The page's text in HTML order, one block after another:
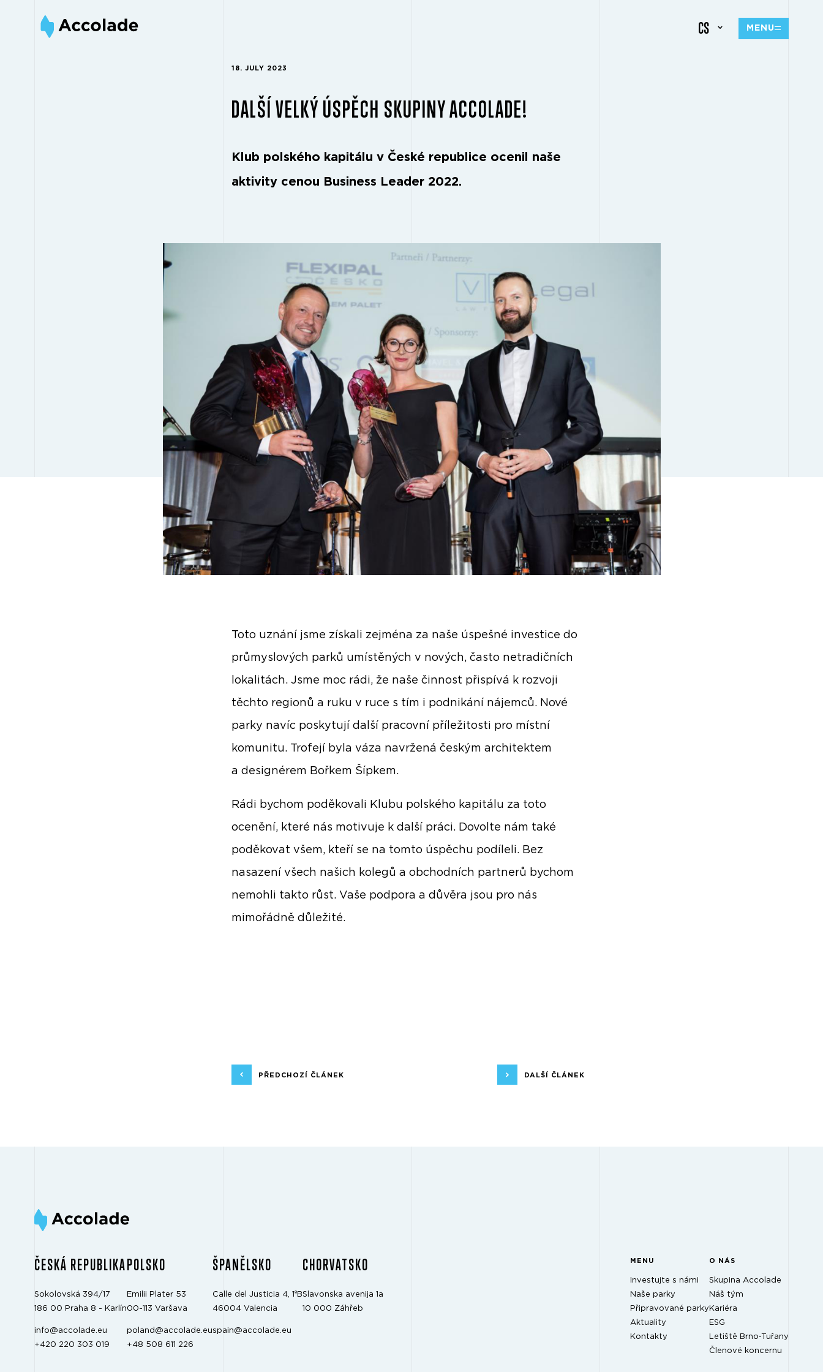
CS MENU
18. JULY 2023
DALŠÍ VELKÝ ÚSPĚCH SKUPINY ACCOLADE!
Klub polského kapitálu v České republice ocenil naše
aktivity cenou Business Leader 2022.
Toto uznání jsme získali zejména za naše úspešné investice do
průmyslových parků umístěných v nových, často netradičních
lokalitách. Jsme moc rádi, že naše činnost přispívá k rozvoji
těchto regionů a ruku v ruce s tím i podnikání nájemců. Nové
parky navíc poskytují další pracovní příležitosti pro místní
komunitu. Trofejí byla váza navržená českým architektem
a designérem Bořkem Šípkem.
Rádi bychom poděkovali Klubu polského kapitálu za toto
ocenění, které nás motivuje k další práci. Dovolte nám také
poděkovat všem, kteří se na tomto úspěchu podíleli. Bez
nasazení všech našich kolegů a obchodních partnerů bychom
nemohli takto růst. Vaše podpora a důvěra jsou pro nás
mimořádně důležité.
PŘEDCHOZÍ ČLÁNEK DALŠÍ ČLÁNEK
ČESKÁ REPUBLIKA
Sokolovská 394/17
186 00 Praha 8 - Karlín
info@accolade.eu
+420 220 303 019
POLSKO
Emilii Plater 53
00-113 Varšava
poland@accolade.eu
+48 508 611 226
ŠPANĚLSKO
Calle del Justicia 4, 1ºB
46004 Valencia
spain@accolade.eu
CHORVATSKO
Slavonska avenija 1a
10 000 Záhřeb
MENU
Investujte s námi
Naše parky
Připravované parky
Aktuality
Kontakty
O NÁS
Skupina Accolade
Náš tým
Kariéra
ESG
Letiště Brno‑Tuřany
Členové koncernu